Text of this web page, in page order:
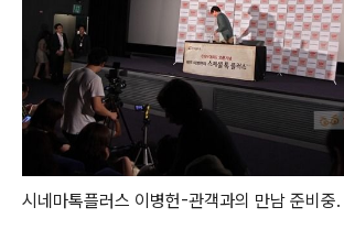
시네마톡플러스 이병헌-관객과의 만남 준비중.